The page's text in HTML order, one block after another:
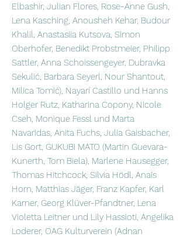
Elbashir, Julian Flores, Rose-Anne Gush,
Lena Kasching, Anousheh Kehar, Budour
Khalil, Anastasiia Kutsova, Simon
Oberhofer, Benedikt Probstmeier, Philipp
Sattler, Anna Schoissengeyer, Dubravka
Sekulić, Barbara Seyerl, Nour Shantout,
Milica Tomić), Nayarí Castillo und Hanns
Holger Rutz, Katharina Copony, Nicole
Cseh, Monique Fessl und Marta
Navaridas, Anita Fuchs, Julia Gaisbacher,
Lis Gort, GUKUBI MATO (Martin Guevara-
Kunerth, Tom Biela), Marlene Hausegger,
Thomas Hitchcock, Silvia Hödl, Anaïs
Horn, Matthias Jäger, Franz Kapfer, Karl
Karner, Georg Klüver-Pfandtner, Lena
Violetta Leitner und Lily Hassioti, Angelika
Loderer, OAG Kulturverein (Adnan